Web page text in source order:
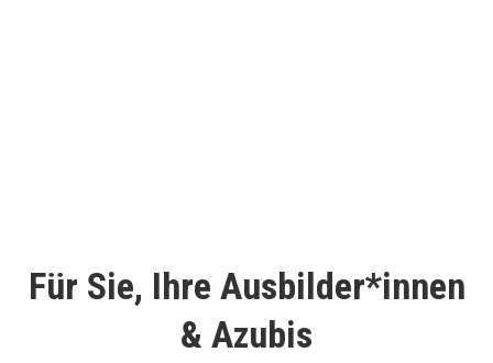
Für Sie, Ihre Ausbilder*innen
& Azubis